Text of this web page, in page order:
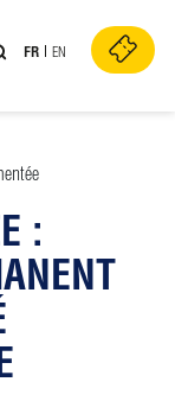
FR EN
: